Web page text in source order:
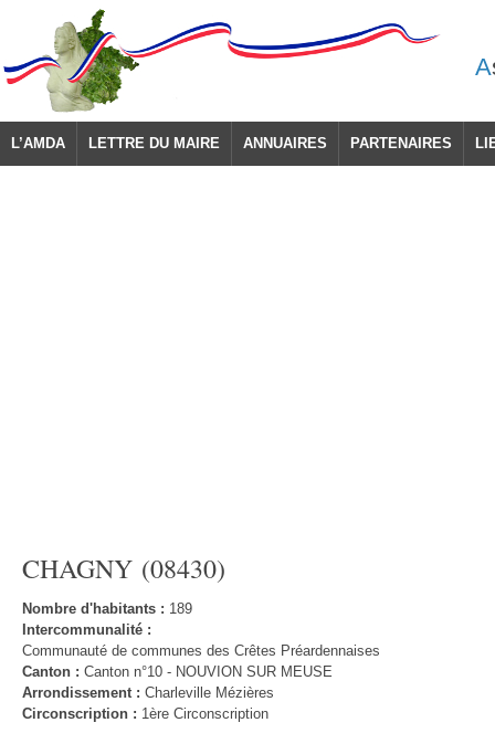
A
L’AMDA LETTRE DU MAIRE ANNUAIRES PARTENAIRES
CHAGNY (08430)
Nombre d'habitants : 189
Intercommunalité :
Communauté de communes des Crêtes Préardennaises
Canton : Canton n°10 - NOUVION SUR MEUSE
Arrondissement : Charleville Mézières
Circonscription : 1ère Circonscription